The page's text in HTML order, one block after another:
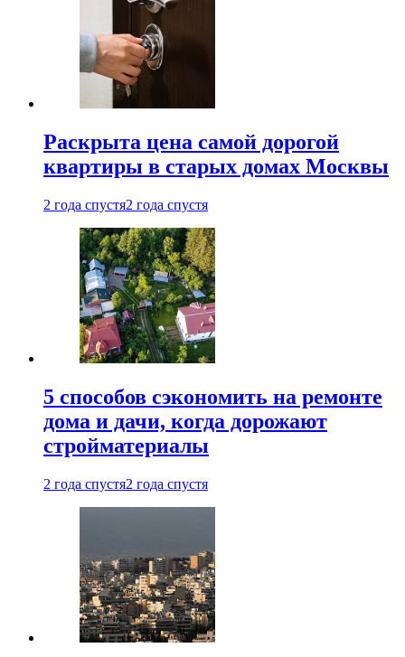
Раскрыта цена самой дорогой
квартиры в старых домах Москвы
2 года спустя2 года спустя
5 способов сэкономить на ремонте
дома и дачи, когда дорожают
стройматериалы
2 года спустя2 года спустя